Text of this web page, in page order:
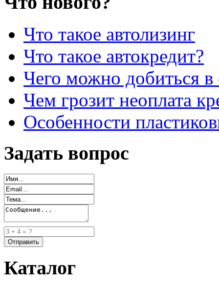
Что такое автолизинг
Что такое автокредит?
Чего можно добиться в
Чем грозит неоплата
Особенности
Задать вопрос
Каталог